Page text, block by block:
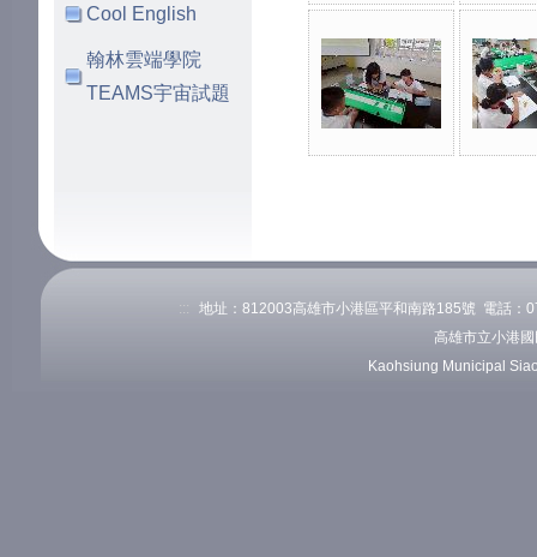
Cool English
翰林雲端學院
TEAMS宇宙試題
:::
地址：812003高雄市小港區平和南路185號 電話
高雄市立小港
Kaohsiung Municipal